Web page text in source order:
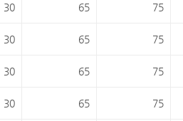
30 65 75
30 65 75
30 65 75
30 65 75